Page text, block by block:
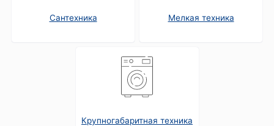
Сантехника Мелкая техника
Крупногабаритная техника